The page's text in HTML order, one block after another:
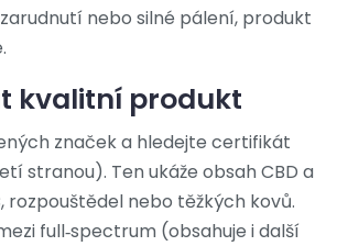
nebo silné pálení, produkt
kvalitní produkt
značek a hledejte certifikát
stranou). Ten ukáže obsah CBD a
rozpouštědel nebo těžkých kovů.
full‑spectrum (obsahuje i další